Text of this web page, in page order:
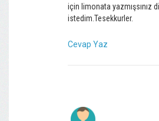
için limonata yazmışsınız
istedim.Tesekkurler.
Cevap Yaz